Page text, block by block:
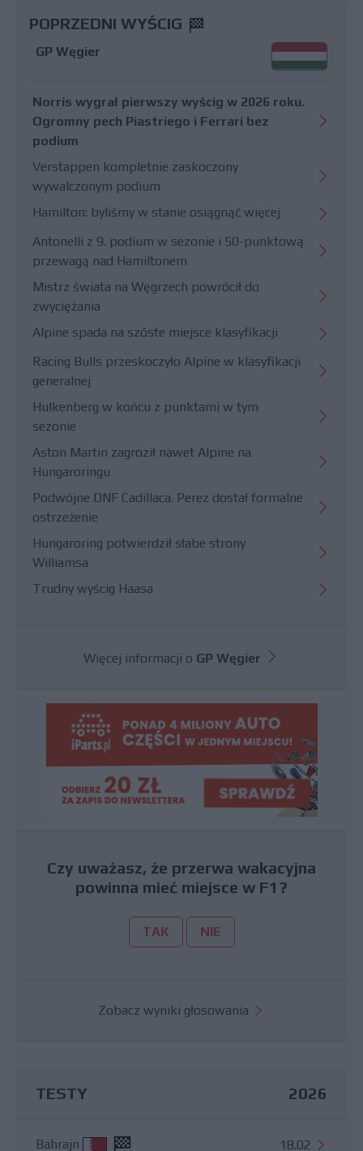
POPRZEDNI WYŚCIG
GP Węgier
Norris wygrał pierwszy wyścig w 2026 roku.
Ogromny pech Piastriego i Ferrari bez
podium
Verstappen kompletnie zaskoczony
wywalczonym podium
Hamilton: byliśmy w stanie osiągnąć więcej
Antonelli z 9. podium w sezonie i 50-punktową
przewagą nad Hamiltonem
Mistrz świata na Węgrzech powrócił do
zwyciężania
Alpine spada na szóste miejsce klasyfikacji
Racing Bulls przeskoczyło Alpine w klasyfikacji
generalnej
Hulkenberg w końcu z punktami w tym
sezonie
Aston Martin zagroził nawet Alpine na
Hungaroringu
Podwójne DNF Cadillaca. Perez dostał formalne
ostrzeżenie
Hungaroring potwierdził słabe strony
Williamsa
Trudny wyścig Haasa
Więcej informacji o GP Węgier
Czy uważasz, że przerwa wakacyjna
powinna mieć miejsce w F1?
TAK NIE
Zobacz wyniki głosowania
TESTY 2026
Bahrajn 18.02